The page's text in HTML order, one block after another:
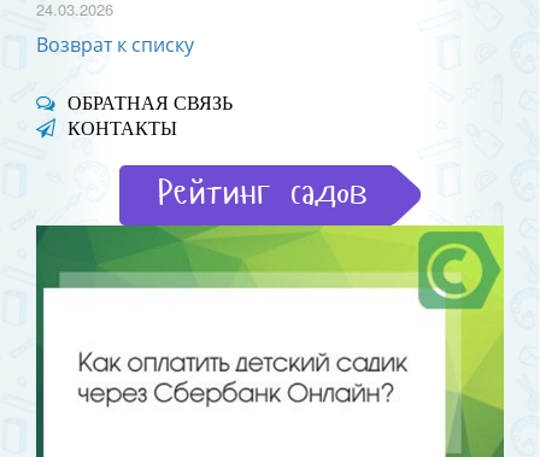
24.03.2026
Возврат к списку
ОБРАТНАЯ СВЯЗЬ
КОНТАКТЫ
Рейтинг садов